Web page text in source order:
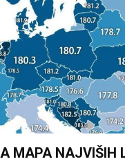
MAPA NAJVIŠIH